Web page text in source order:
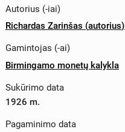
Autorius (-iai)
Richardas Zarinšas (autorius)
Gamintojas (-ai)
Birmingamo monetų kalykla
Sukūrimo data
1926 m.
Pagaminimo data